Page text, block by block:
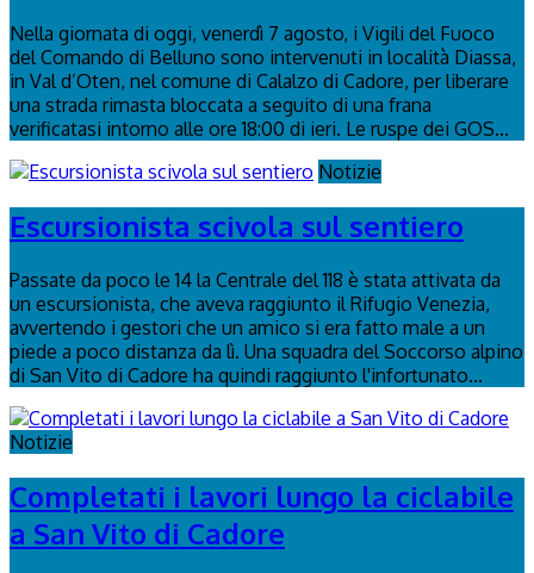
Nella giornata di oggi, venerdì 7 agosto, i Vigili del Fuoco
del Comando di Belluno sono intervenuti in località Diassa,
in Val d’Oten, nel comune di Calalzo di Cadore, per liberare
una strada rimasta bloccata a seguito di una frana
verificatasi intorno alle ore 18:00 di ieri. Le ruspe dei GOS...
Notizie
Escursionista scivola sul sentiero
Passate da poco le 14 la Centrale del 118 è stata attivata da
un escursionista, che aveva raggiunto il Rifugio Venezia,
avvertendo i gestori che un amico si era fatto male a un
piede a poco distanza da lì. Una squadra del Soccorso alpino
di San Vito di Cadore ha quindi raggiunto l'infortunato...
Notizie
Completati i lavori lungo la ciclabile
a San Vito di Cadore